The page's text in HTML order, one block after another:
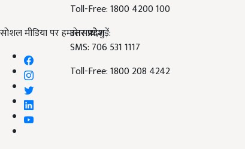
सोशल मीडिया पर हमारे साथ जुड़ें:
Toll-Free: 1800 4200 100
उत्तर प्रदेश
SMS: 706 531 1117
Toll-Free: 1800 208 4242